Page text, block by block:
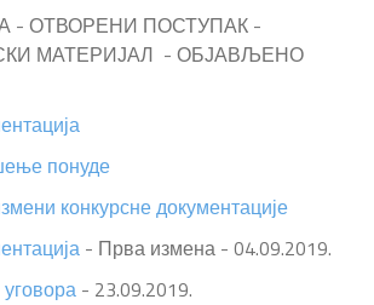
- ОТВОРЕНИ ПОСТУПАК -
МАТЕРИЈАЛ - ОБЈАВЉЕНО
понуде
конкурсне документације
- Прва измена - 04.09.2019.
- 23.09.2019.